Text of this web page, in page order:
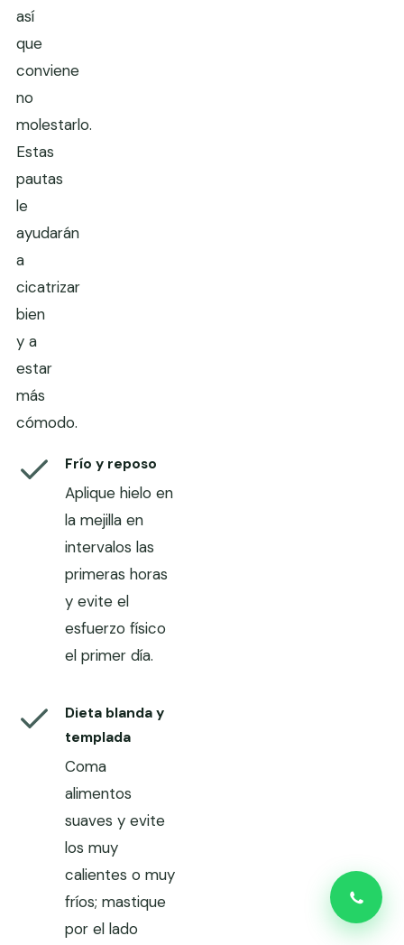
así
que
conviene
no
molestarlo.
Estas
pautas
le
ayudarán
a
cicatrizar
bien
y a
estar
más
cómodo.
Frío y reposo
Aplique hielo en
la mejilla en
intervalos las
primeras horas
y evite el
esfuerzo físico
el primer día.
Dieta blanda y
templada
Coma
alimentos
suaves y evite
los muy
calientes o muy
fríos; mastique
por el lado